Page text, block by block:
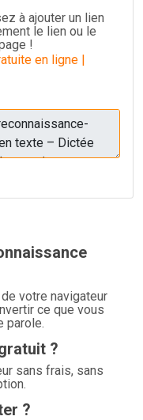
à ajouter un lien
le lien ou le
!
en ligne |
votre navigateur
ce que vous
parole.
?
sans frais, sans
?